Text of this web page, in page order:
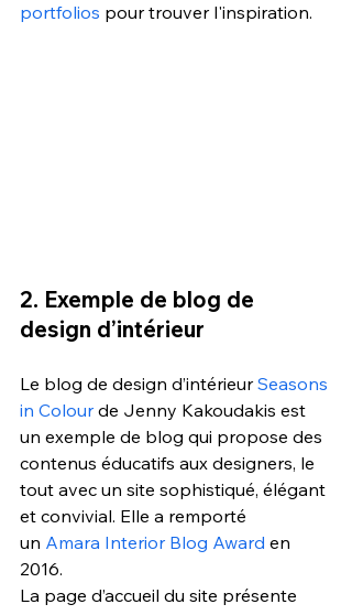
portfolios pour trouver l'inspiration.
2. Exemple de blog de
design d’intérieur
Le blog de design d’intérieur Seasons
in Colour de Jenny Kakoudakis est
un exemple de blog qui propose des
contenus éducatifs aux designers, le
tout avec un site sophistiqué, élégant
et convivial. Elle a remporté
un Amara Interior Blog Award en
2016.
La page d’accueil du site présente